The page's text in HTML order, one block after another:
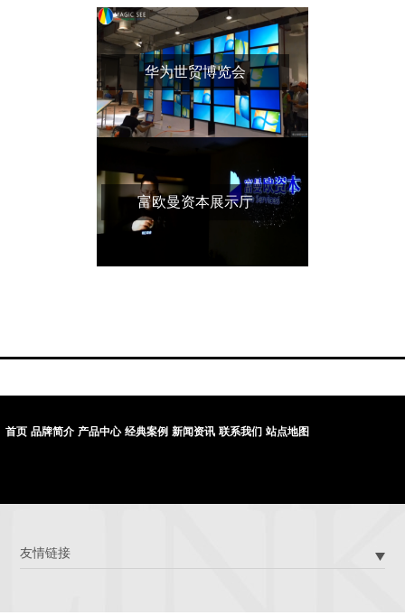
华为世贸博览会
富欧曼资本展示厅
首页 品牌简介 产品中心 经典案例 新闻资讯 联系我们 站点地图
友情链接